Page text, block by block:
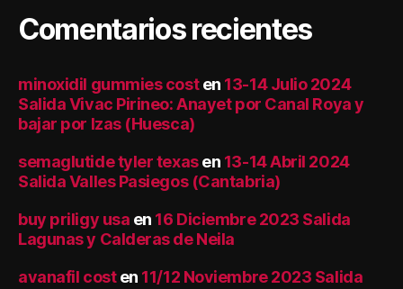
Comentarios recientes
minoxidil gummies costen 13-14 Julio 2024
Salida Vivac Pirineo: Anayet por Canal Roya y
bajar por Izas (Huesca)
semaglutide tyler texasen 13-14 Abril 2024
Salida Valles Pasiegos (Cantabria)
buy priligy usa en 16 Diciembre 2023 Salida
Lagunas y Calderas de Neila
avanafil costen 11/12 Noviembre 2023 Salida